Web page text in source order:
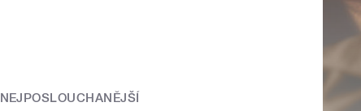
NEJPOSLOUCHANĚJŠÍ